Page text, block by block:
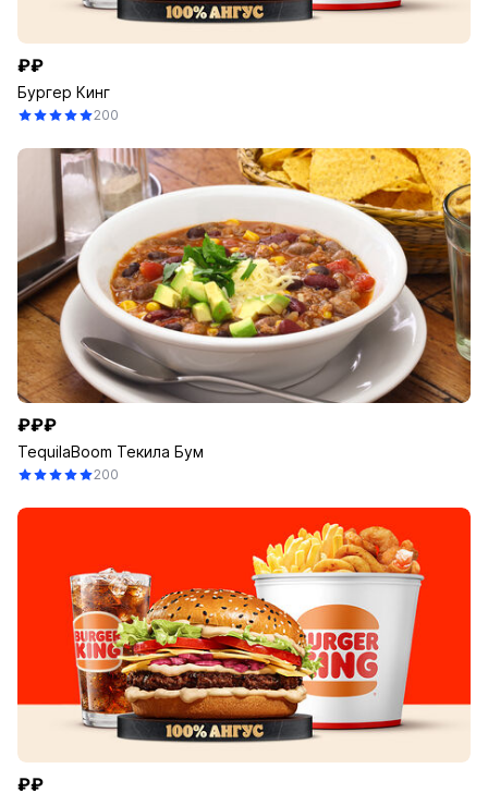
₽₽
Бургер Кинг
200
₽₽₽
TequilaBoom Текила Бум
200
₽₽